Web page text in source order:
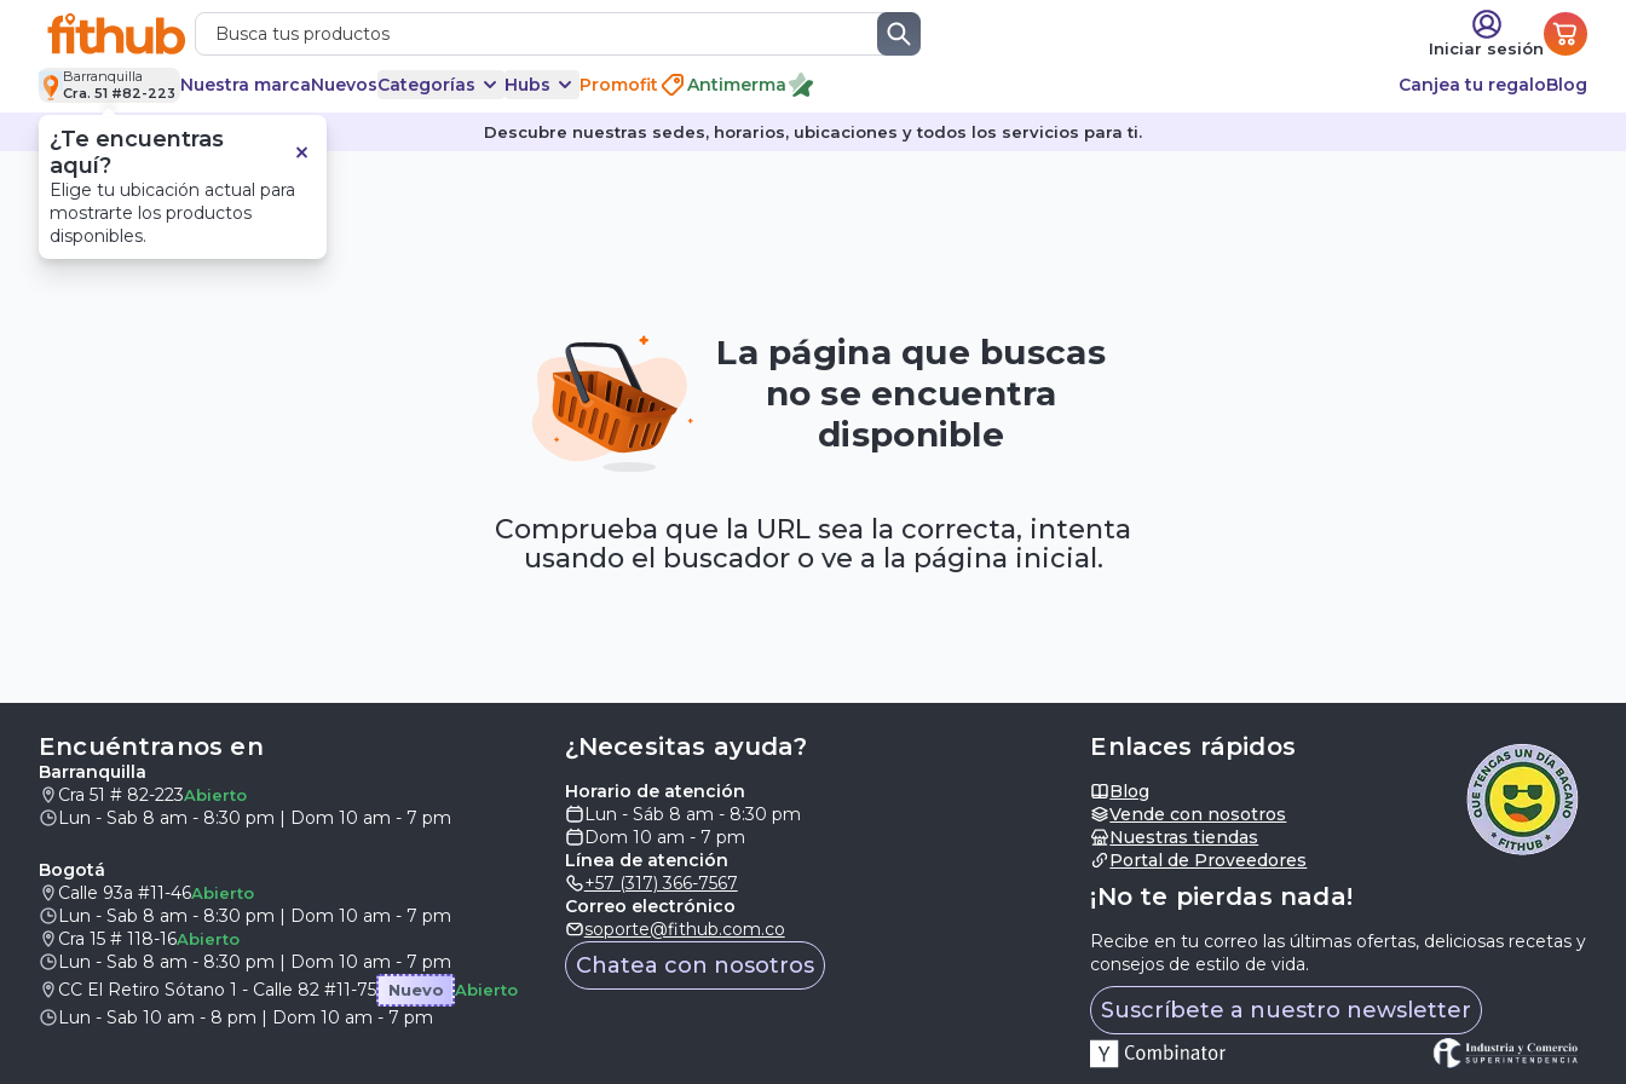
Iniciar sesión
Barranquilla
Cra. 51 #82-223 Nuestra marcaNuevosCategorías Hubs Promofit Antimerma Canjea tu regaloBlog
Descubre nuestras sedes, horarios, ubicaciones y todos los servicios para ti.
La página que buscas
no se encuentra
disponible
Comprueba que la URL sea la correcta, intenta
usando el buscador o ve a la página inicial.
Encuéntranos en
Barranquilla
Cra 51 # 82-223Abierto
Lun - Sab 8 am - 8:30 pm | Dom 10 am - 7 pm
Bogotá
Calle 93a #11-46Abierto
Lun - Sab 8 am - 8:30 pm | Dom 10 am - 7 pm
Cra 15 # 118-16Abierto
Lun - Sab 8 am - 8:30 pm | Dom 10 am - 7 pm
CC El Retiro Sótano 1 - Calle 82 #11-75
Nuevo Abierto
Lun - Sab 10 am - 8 pm | Dom 10 am - 7 pm
Enlaces rápidos
Blog
Vende con nosotros
Nuestras tiendas
Portal de Proveedores
¡No te pierdas nada!
Recibe en tu correo las últimas ofertas, deliciosas recetas y
consejos de estilo de vida.
Suscríbete a nuestro newsletter
¿Necesitas ayuda?
Horario de atención
Lun - Sáb 8 am - 8:30 pm
Dom 10 am - 7 pm
Línea de atención
+57 (317) 366-7567
Correo electrónico
soporte@fithub.com.co
Chatea con nosotros
¿Te encuentras
aquí?
Elige tu ubicación actual para
mostrarte los productos
disponibles.